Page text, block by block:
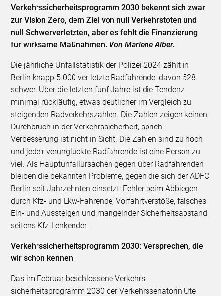
Verkehrssicherheitsprogramm 2030 bekennt sich zwar
zur Vision Zero, dem Ziel von null Verkehrstoten und
null Schwerverletzten, aber es fehlt die Finanzierung
für wirksame Maßnahmen. Von Marlene Alber.
Die jährliche Unfallstatistik der Polizei 2024 zählt in
Berlin knapp 5.000 ver letzte Radfahrende, davon 528
schwer. Über die letzten fünf Jahre ist die Tendenz
minimal rückläufig, etwas deutlicher im Vergleich zu
steigenden Radverkehrszahlen. Die Zahlen zeigen keinen
Durchbruch in der Verkehrssicherheit, sprich:
Verbesserung ist nicht in Sicht. Die Zahlen sind zu hoch
und jede:r verunglückte Radfahrende ist eine Person zu
viel. Als Hauptunfallursachen gegen über Radfahrenden
bleiben die bekannten Probleme, gegen die sich der ADFC
Berlin seit Jahrzehnten einsetzt: Fehler beim Abbiegen
durch Kfz- und Lkw-Fahrende, Vorfahrtverstöße, falsches
Ein- und Aussteigen und mangelnder Sicherheitsabstand
seitens Kfz-Lenkender.
Verkehrssicherheitsprogramm 2030: Versprechen, die
wir schon kennen
Das im Februar beschlossene Verkehrs
sicherheitsprogramm 2030 der Verkehrssenatorin Ute